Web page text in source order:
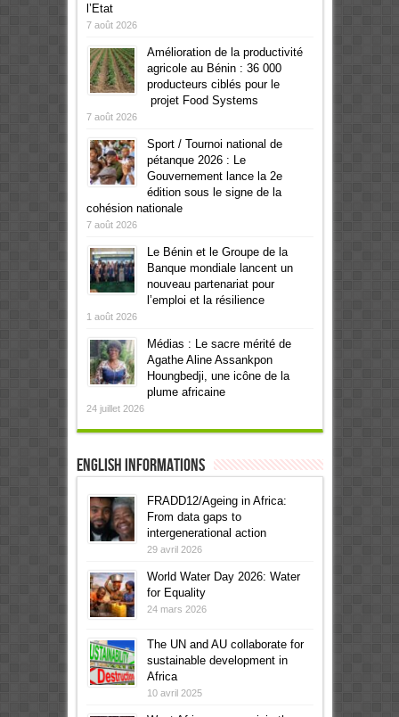
l’Etat
7 août 2026
Amélioration de la productivité
agricole au Bénin : 36 000
producteurs ciblés pour le
projet Food Systems
7 août 2026
Sport / Tournoi national de
pétanque 2026 : Le
Gouvernement lance la 2e
édition sous le signe de la
cohésion nationale
7 août 2026
Le Bénin et le Groupe de la
Banque mondiale lancent un
nouveau partenariat pour
l’emploi et la résilience
1 août 2026
Médias : Le sacre mérité de
Agathe Aline Assankpon
Houngbedji, une icône de la
plume africaine
24 juillet 2026
English informations
FRADD12/Ageing in Africa:
From data gaps to
intergenerational action
29 avril 2026
World Water Day 2026: Water
for Equality
24 mars 2026
The UN and AU collaborate for
sustainable development in
Africa
10 avril 2025